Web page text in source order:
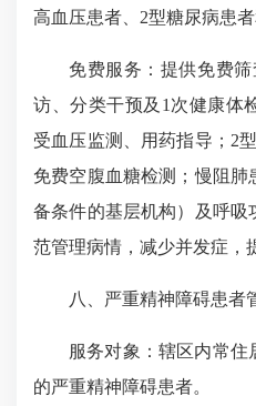
高血压患者、2型糖尿病患者
免费服务：提供免费
访、分类干预及1次健康体
受血压监测、用药指导；2
免费空腹血糖检测；慢阻
备条件的基层机构）及呼
范管理病情，减少并发症，
八、严重精神障碍患
服务对象：辖区内常住
的严重精神障碍患者。